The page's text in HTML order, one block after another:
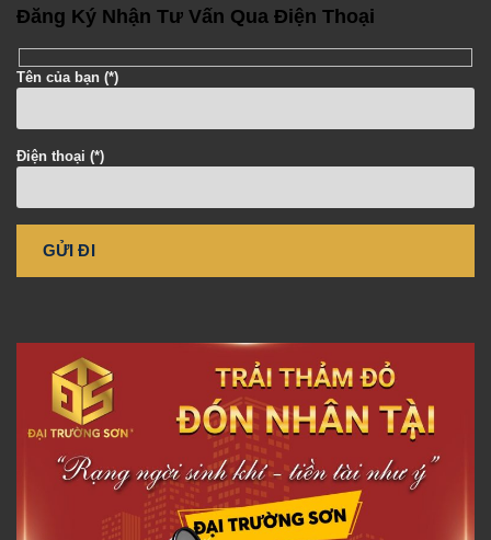
Đăng Ký Nhận Tư Vấn Qua Điện Thoại
Tên của bạn (*)
Điện thoại (*)